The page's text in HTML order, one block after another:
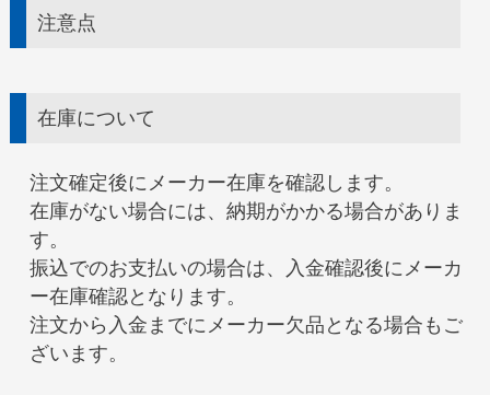
注意点
在庫について
注文確定後にメーカー在庫を確認します。
在庫がない場合には、納期がかかる場合がありま
す。
振込でのお支払いの場合は、入金確認後にメーカ
ー在庫確認となります。
注文から入金までにメーカー欠品となる場合もご
ざいます。